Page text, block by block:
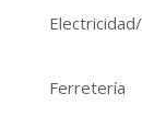
Ferretería